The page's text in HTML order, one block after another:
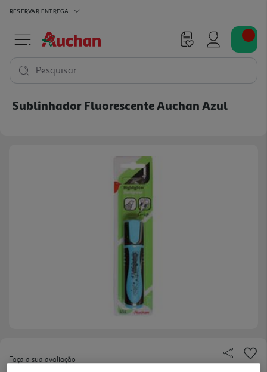
RESERVAR ENTREGA
Pesquisar
Sublinhador Fluorescente Auchan Azul
Faça a sua avaliação